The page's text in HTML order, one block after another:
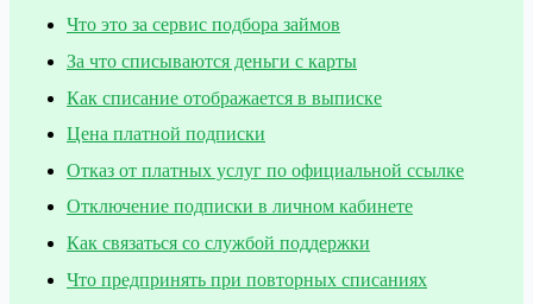
Что это за сервис подбора займов
За что списываются деньги с карты
Как списание отображается в выписке
Цена платной подписки
Отказ от платных услуг по официальной ссылке
Отключение подписки в личном кабинете
Как связаться со службой поддержки
Что предпринять при повторных списаниях